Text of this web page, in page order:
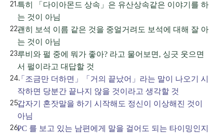
특히 「다이아몬드 상속」은 유산상속같은 이야기를 하
는 것이 아님
괜히 보석 이름 같은 것을 중얼거려도 보석에 대해 잘 아
는 것이 아님
루비와 펄 중에 뭐가 좋아? 라고 물어보면, 싱긋 웃으면
서 펄이라고 대답할 것
「조금만 더하면」「거의 끝났어」라는 말이 나오기 시
작하면 당분간 끝나지 않을 것이라고 생각할 것
갑자기 혼잣말을 하기 시작해도 정신이 이상해진 것이
아님
PC 를 보고 있는 남편에게 말을 걸어도 되는 타이밍인지